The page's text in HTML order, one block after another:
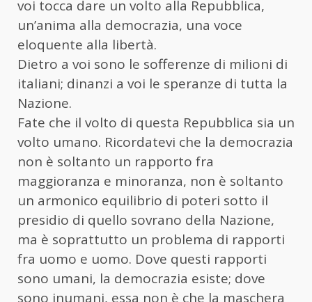
voi tocca dare un volto alla Repubblica,
un’anima alla democrazia, una voce
eloquente alla libertà.
Dietro a voi sono le sofferenze di milioni di
italiani; dinanzi a voi le speranze di tutta la
Nazione.
Fate che il volto di questa Repubblica sia un
volto umano. Ricordatevi che la democrazia
non è soltanto un rapporto fra
maggioranza e minoranza, non è soltanto
un armonico equilibrio di poteri sotto il
presidio di quello sovrano della Nazione,
ma è soprattutto un problema di rapporti
fra uomo e uomo. Dove questi rapporti
sono umani, la democrazia esiste; dove
sono inumani, essa non è che la maschera